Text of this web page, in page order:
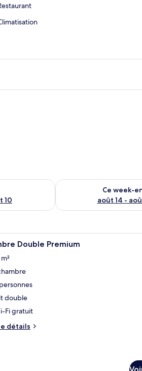
10
demain août 9 - août 10
Ce week-
août 14 -
Vérifier la disponibilité
:
Une chambre
Double Premium
m²
double
Fi gratuit
détails